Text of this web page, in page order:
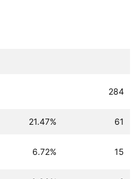
284
21.47% 61
6.72% 15